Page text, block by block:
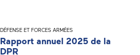
DÉFENSE ET FORCES ARMÉES
Rapport annuel 2025 de la
DPR